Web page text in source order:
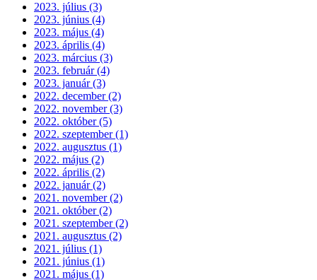
2023. július (3)
2023. június (4)
2023. május (4)
2023. április (4)
2023. március (3)
2023. február (4)
2023. január (3)
2022. december (2)
2022. november (3)
2022. október (5)
2022. szeptember (1)
2022. augusztus (1)
2022. május (2)
2022. április (2)
2022. január (2)
2021. november (2)
2021. október (2)
2021. szeptember (2)
2021. augusztus (2)
2021. július (1)
2021. június (1)
2021. május (1)